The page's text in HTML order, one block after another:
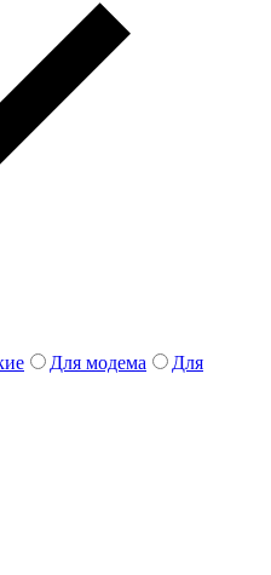
Для модема
Для